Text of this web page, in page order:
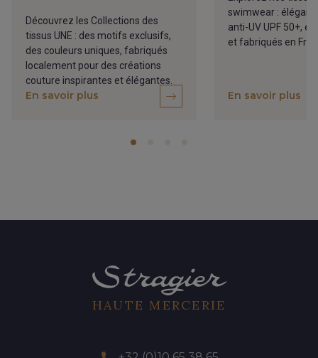
Découvrez les Collections des
tissus UNE : des motifs exclusifs,
des couleurs uniques, fabriqués
localement pour des créations
couture inspirantes et élégantes.
En savoir plus
swimwear :
anti-UV UPF 50+,
et fabriqués en
En savoir plus
HAUTE MERCERIE